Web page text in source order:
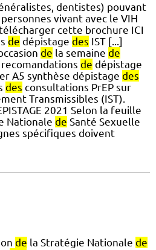
dentistes) pouvant
personnes vivant avec le VIH
cette brochure ICI
de dépistage des IST [...]
de la semaine de
de dépistage
A5 synthèse dépistage des
des consultations PrEP sur
Transmissibles (IST).
2021 Selon la feuille
Nationale de Santé Sexuelle
spécifiques doivent
de la Stratégie Nationale de